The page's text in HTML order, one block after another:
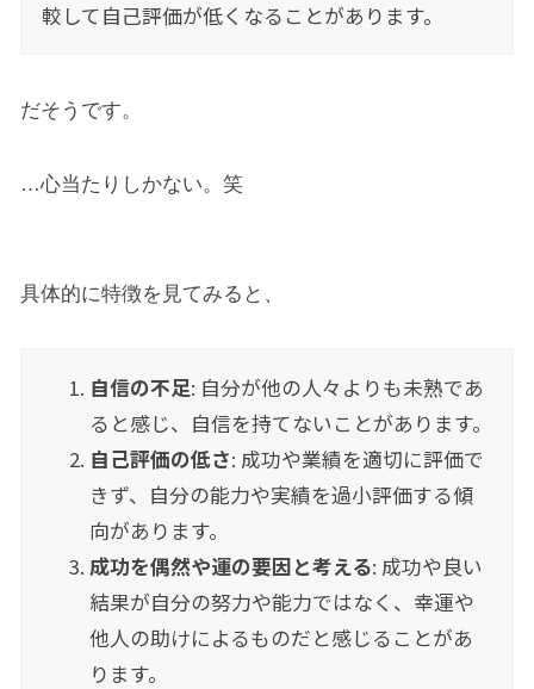
較して自己評価が低くなることがあります。
だそうです。
…心当たりしかない。笑
具体的に特徴を見てみると、
自信の不足: 自分が他の人々よりも未熟であ
ると感じ、自信を持てないことがあります。
自己評価の低さ: 成功や業績を適切に評価で
きず、自分の能力や実績を過小評価する傾
向があります。
成功を偶然や運の要因と考える: 成功や良い
結果が自分の努力や能力ではなく、幸運や
他人の助けによるものだと感じることがあ
ります。